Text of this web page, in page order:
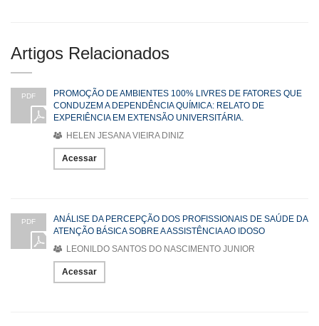
Artigos Relacionados
PDF
PROMOÇÃO DE AMBIENTES 100% LIVRES DE FATORES QUE
CONDUZEM A DEPENDÊNCIA QUÍMICA: RELATO DE
EXPERIÊNCIA EM EXTENSÃO UNIVERSITÁRIA.
HELEN JESANA VIEIRA DINIZ
Acessar
PDF
ANÁLISE DA PERCEPÇÃO DOS PROFISSIONAIS DE SAÚDE DA
ATENÇÃO BÁSICA SOBRE A ASSISTÊNCIA AO IDOSO
LEONILDO SANTOS DO NASCIMENTO JUNIOR
Acessar